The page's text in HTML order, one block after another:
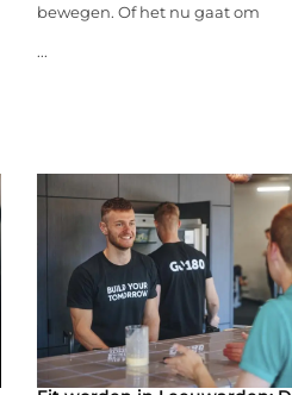
bewegen. Of het nu gaat om
...